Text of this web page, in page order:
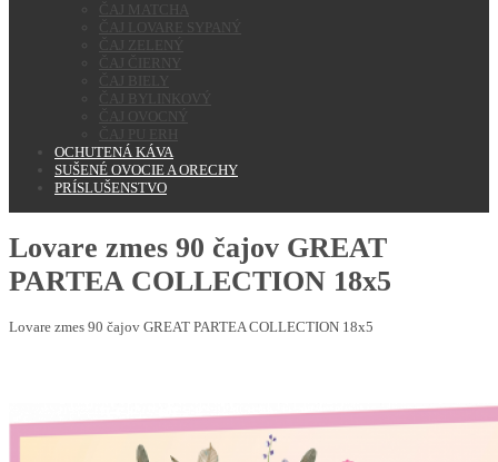
ČAJ MATCHA
ČAJ LOVARE SYPANÝ
ČAJ ZELENÝ
ČAJ ČIERNY
ČAJ BIELY
ČAJ BYLINKOVÝ
ČAJ OVOCNÝ
ČAJ PU ERH
OCHUTENÁ KÁVA
SUŠENÉ OVOCIE A ORECHY
PRÍSLUŠENSTVO
Lovare zmes 90 čajov GREAT
PARTEA COLLECTION 18x5
Lovare zmes 90 čajov GREAT PARTEA COLLECTION 18x5